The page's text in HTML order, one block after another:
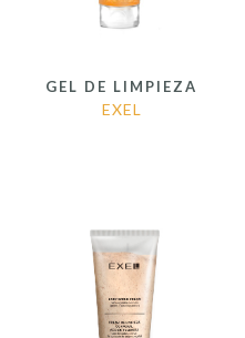
GEL DE LIMPIEZA
EXEL